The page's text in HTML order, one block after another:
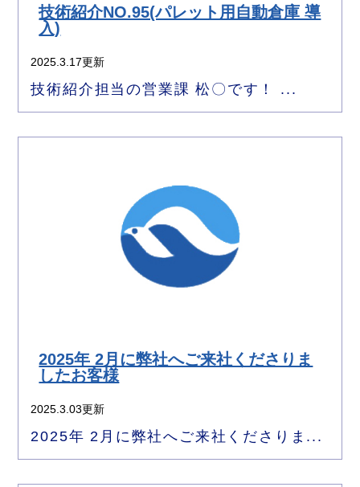
技術紹介NO.95(パレット用自動倉庫 導
入)
2025.3.17更新
技術紹介担当の営業課 松〇です！ ...
2025年 2月に弊社へご来社くださりま
したお客様
2025.3.03更新
2025年 2月に弊社へご来社くださりま...